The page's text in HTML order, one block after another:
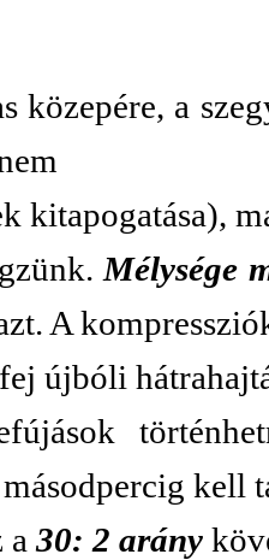
közepére, a
kitapogatása),
Mélysége
A
újbóli
kell
a30: 2 arány